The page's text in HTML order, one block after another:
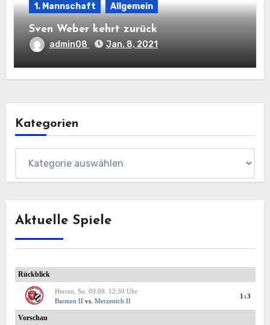
1. Mannschaft Allgemein
Sven Weber kehrt zurück
admin08 Jan. 8, 2021
Kategorien
Aktuelle Spiele